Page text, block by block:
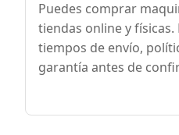
Puedes comprar
tiendas online y físicas.
tiempos de envío,
garantía antes de